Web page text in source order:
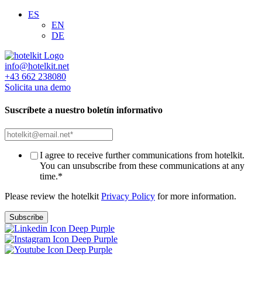
ES
EN
DE
info@hotelkit.net
+43 662 238080
Solicita una demo
Suscríbete a nuestro boletín informativo
I agree to receive further communications from hotelkit.
You can unsubscribe from these communications at any
time.*
Please review the hotelkit Privacy Policy for more information.